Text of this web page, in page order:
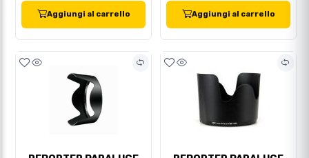
Aggiungi al carrello Aggiungi al carrello